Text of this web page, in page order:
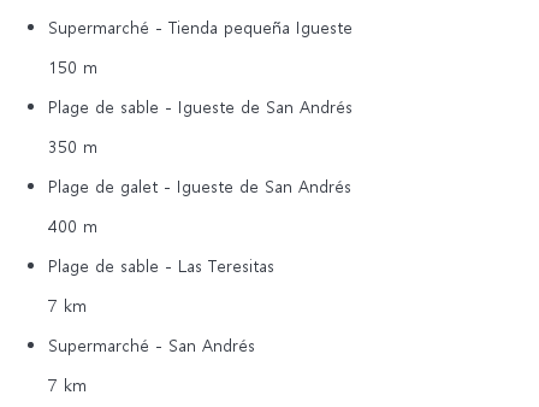
Supermarché - Tienda pequeña Igueste
150 m
Plage de sable - Igueste de San Andrés
350 m
Plage de galet - Igueste de San Andrés
400 m
Plage de sable - Las Teresitas
7 km
Supermarché - San Andrés
7 km